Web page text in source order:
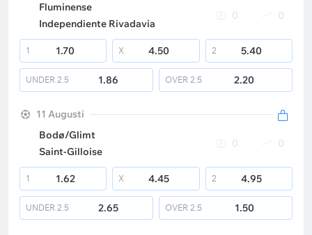
Fluminense
Independiente Rivadavia
0 0
1 1.70 X 4.50 2 5.40
UNDER 2.5 1.86 OVER 2.5 2.20
11 Augusti
Bodø/Glimt
Saint-Gilloise
0 0
1 1.62 X 4.45 2 4.95
UNDER 2.5 2.65 OVER 2.5 1.50